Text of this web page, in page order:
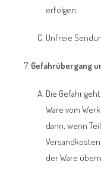
erfolgen.
Unfreie
Gefahrübergang
Die Gefahr
Ware vom
dann, wenn
der Ware